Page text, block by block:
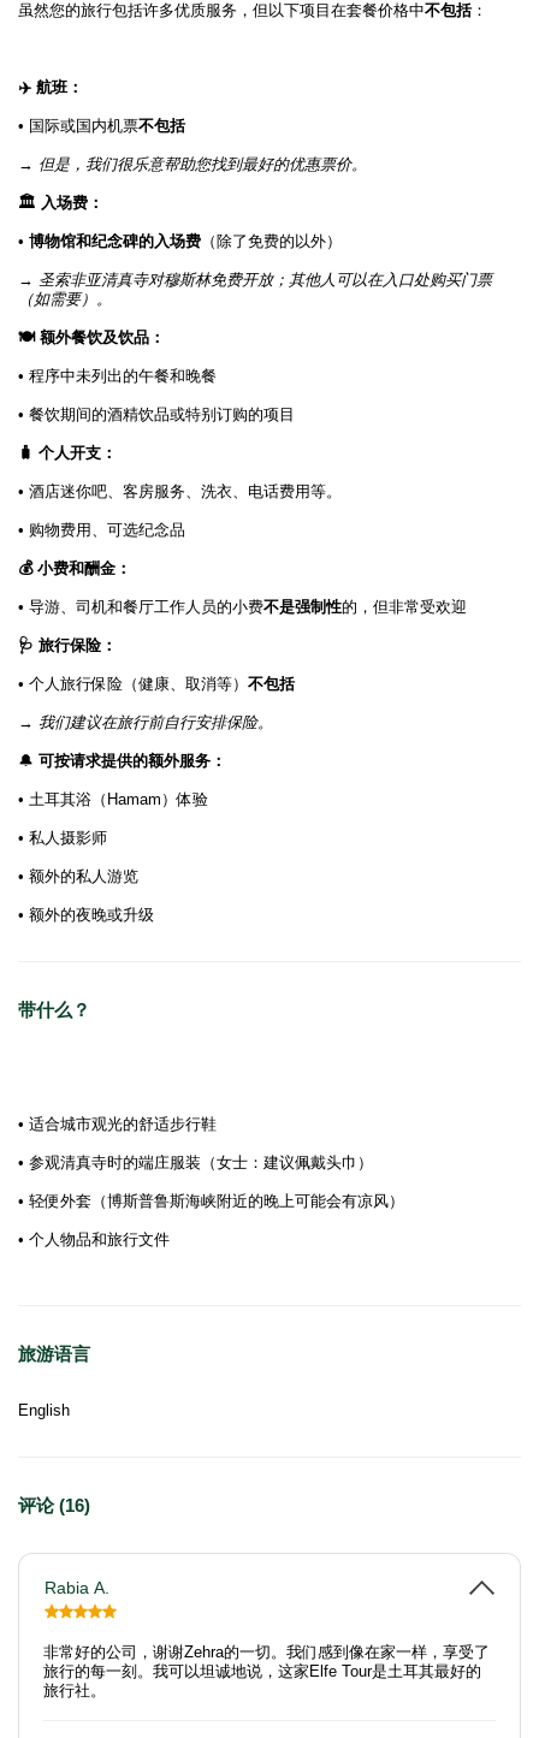
虽然您的旅行包括许多优质服务，但以下项目在套餐价格中不包括：
✈️ 航班：
• 国际或国内机票不包括
→ 但是，我们很乐意帮助您找到最好的优惠票价。
🏛️ 入场费：
• 博物馆和纪念碑的入场费 （除了免费的以外）
→ 圣索非亚清真寺对穆斯林免费开放；其他人可以在入口处购买门票
（如需要）。
🍽️ 额外餐饮及饮品：
• 程序中未列出的午餐和晚餐
• 餐饮期间的酒精饮品或特别订购的项目
🧳 个人开支：
• 酒店迷你吧、客房服务、洗衣、电话费用等。
• 购物费用、可选纪念品
💰 小费和酬金：
• 导游、司机和餐厅工作人员的小费不是强制性的，但非常受欢迎
🩺 旅行保险：
• 个人旅行保险（健康、取消等） 不包括
→ 我们建议在旅行前自行安排保险。
🔔 可按请求提供的额外服务：
• 土耳其浴（Hamam）体验
• 私人摄影师
• 额外的私人游览
• 额外的夜晚或升级
带什么？
• 适合城市观光的舒适步行鞋
• 参观清真寺时的端庄服装（女士：建议佩戴头巾）
• 轻便外套（博斯普鲁斯海峡附近的晚上可能会有凉风）
• 个人物品和旅行文件
旅游语言
English
评论 (16)
Rabia A.
非常好的公司，谢谢Zehra的一切。我们感到像在家一样，享受了
旅行的每一刻。我可以坦诚地说，这家Elfe Tour是土耳其最好的
旅行社。